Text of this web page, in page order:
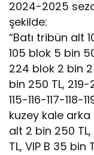
2024-2025
şekilde:
“Batı tribün alt
105 blok 5 bin
224 blok 2 bin
bin 250 TL,
115-116-117-
kuzey kale
alt 2 bin 250
TL, VIP B 35 bin